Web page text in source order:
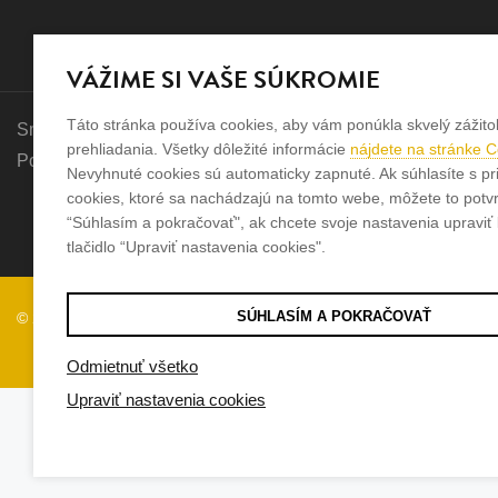
Sme rodinná firma a zameriavame sa na predaj hodiniek a
Pozrite sa na naše ďaľšie web stránky.
© 2026 odBlueweb s.r.o.
VÁŽIME SI VAŠE SÚKROMIE
Táto stránka používa cookies, aby vám ponúkla skvelý
prehliadania. Všetky dôležité informácie nájdete na stránke
Nevyhnuté cookies sú automaticky zapnuté. Ak súhlasíte s
cookies, ktoré sa nachádzajú na tomto webe, môžete to
“Súhlasím a pokračovať", ak chcete svoje nastavenia upraviť
tlačidlo “Upraviť nastavenia cookies".
SÚHLASÍM A POKRAČOVAŤ
Odmietnuť všetko
Upraviť nastavenia cookies